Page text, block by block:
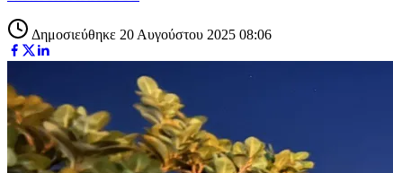
Δημοσιεύθηκε 20 Αυγούστου 2025 08:06